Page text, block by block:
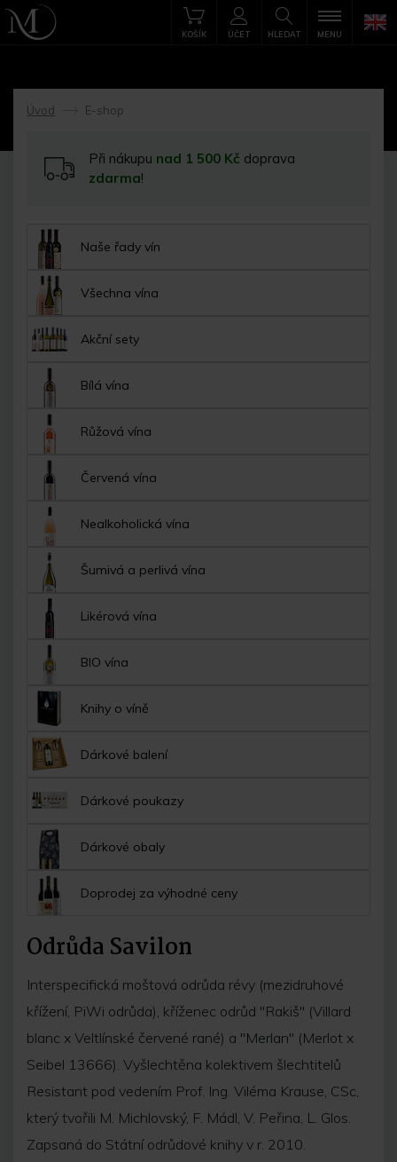
HLEDAT
KOŠÍK ÚČET MENU
Úvod
->
E-shop
Při nákupu nad 1 500 Kč doprava
zdarma!
Naše řady vín
Všechna vína
Akční sety
Bílá vína
Růžová vína
Červená vína
Nealkoholická vína
Šumivá a perlivá vína
Likérová vína
BIO vína
Knihy o víně
Dárkové balení
Dárkové poukazy
Dárkové obaly
Doprodej za výhodné ceny
Odrůda Savilon
Interspecifická moštová odrůda révy (mezidruhové
křížení, PiWi odrůda), kříženec odrůd "Rakiš" (Villard
blanc x Veltlínské červené rané) a "Merlan" (Merlot x
Seibel 13666). Vyšlechtěna kolektivem šlechtitelů
Resistant pod vedením Prof. Ing. Viléma Krause, CSc,
který tvořili M. Michlovský, F. Mádl, V. Peřina, L. Glos.
Zapsaná do Státní odrůdové knihy v r. 2010.